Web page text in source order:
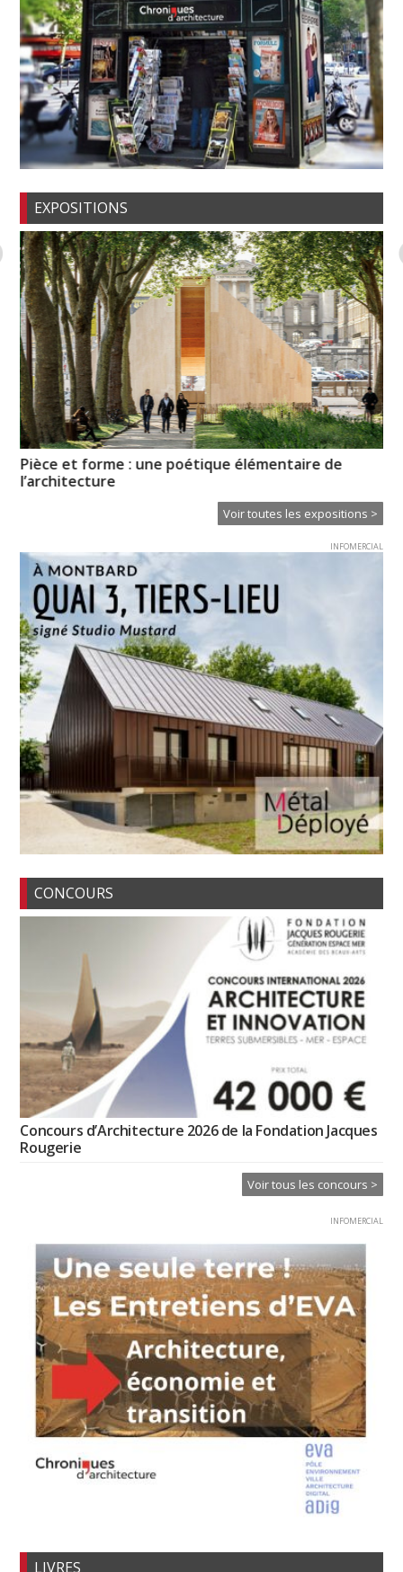
EXPOSITIONS
Pièce et forme : une poétique élémentaire de
l’architecture
Voir toutes les expositions >
INFOMERCIAL
CONCOURS
Concours d’Architecture 2026 de la Fondation Jacques
Rougerie
Voir tous les concours >
INFOMERCIAL
LIVRES